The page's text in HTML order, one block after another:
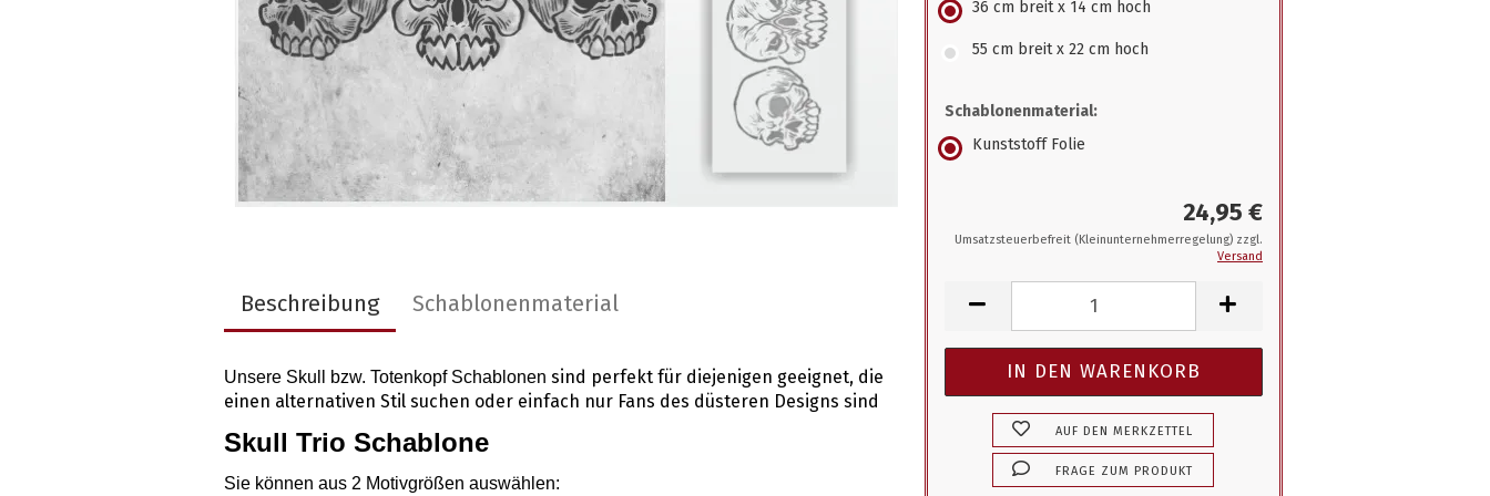
36 cm breit x 14 cm hoch
55 cm breit x 22 cm hoch
Schablonenmaterial:
Kunststoff Folie
24,95 €
Umsatzsteuerbefreit (Kleinunternehmerregelung) zzgl.
Versand
AUF DEN MERKZETTEL
FRAGE ZUM PRODUKT
Beschreibung Schablonenmaterial
Unsere Skull bzw. Totenkopf Schablonen sind perfekt für diejenigen geeignet, die
einen alternativen Stil suchen oder einfach nur Fans des düsteren Designs sind
Skull Trio Schablone
Sie können aus 2 Motivgrößen auswählen: